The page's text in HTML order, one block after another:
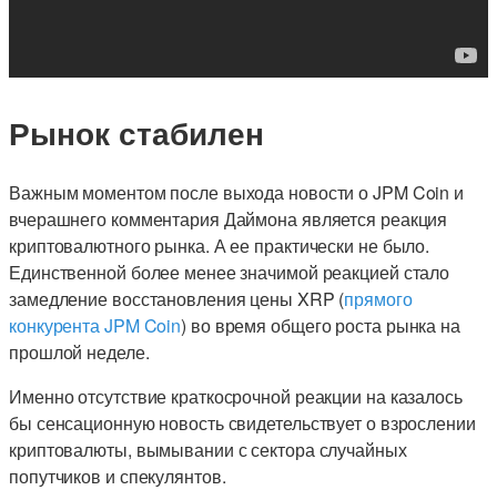
Рынок стабилен
Важным моментом после выхода новости о JPM Coin и
вчерашнего комментария Даймона является реакция
криптовалютного рынка. А ее практически не было.
Единственной более менее значимой реакцией стало
замедление восстановления цены XRP (прямого
конкурента JPM Coin) во время общего роста рынка на
прошлой неделе.
Именно отсутствие краткосрочной реакции на казалось
бы сенсационную новость свидетельствует о взрослении
криптовалюты, вымывании с сектора случайных
попутчиков и спекулянтов.